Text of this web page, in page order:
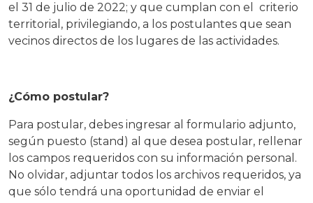
el 31 de julio de 2022; y que cumplan con el criterio
territorial, privilegiando, a los postulantes que sean
vecinos directos de los lugares de las actividades.
¿Cómo postular?
Para postular, debes ingresar al formulario adjunto,
según puesto (stand) al que desea postular, rellenar
los campos requeridos con su información personal.
No olvidar, adjuntar todos los archivos requeridos, ya
que sólo tendrá una oportunidad de enviar el